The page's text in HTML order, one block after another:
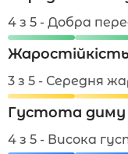
4 з 5 - Добра
3 з 5 - Середня
Густота диму
4 з 5 - Висока